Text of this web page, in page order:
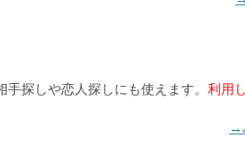
探しや恋人探しにも使えます。 利用
→